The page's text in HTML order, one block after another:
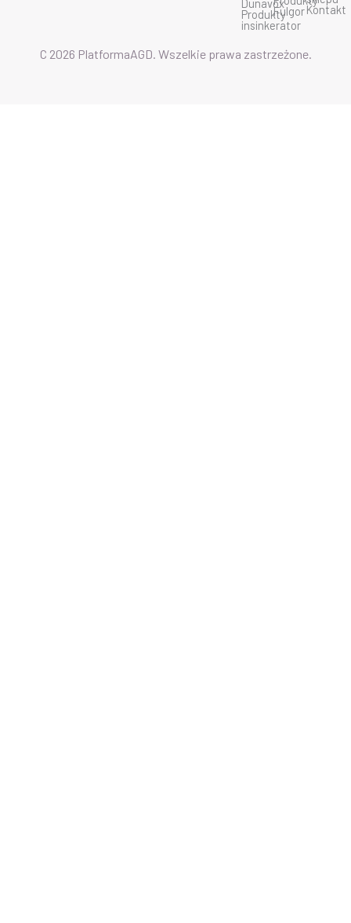
Dunavox
Produkty
insinkerator
FulgorKontakt
C 2026 PlatformaAGD. Wszelkie prawa zastrzeżone.